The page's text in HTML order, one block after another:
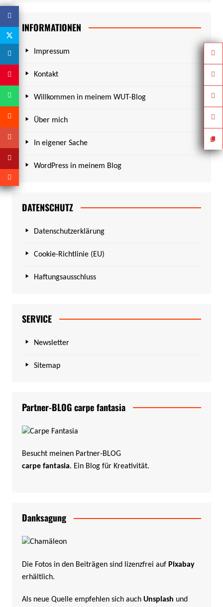
INFORMATIONEN
Impressum
Kontakt
Willkommen in meinem WUT-Blog
Über mich
In eigener Sache
WordPress in meinem Blog
DATENSCHUTZ
Datenschutzerklärung
Cookie-Richtlinie (EU)
Haftungsausschluss
SERVICE
Newsletter
Sitemap
Partner-BLOG carpe fantasia
Besucht meinen Partner-BLOG
carpe fantasia. Ein Blog für Kreativität.
Danksagung
Die Fotos in den Beiträgen sind lizenzfrei auf Pixabay
erhältlich.
Als neue Quelle empfehlen sich auch Unsplash und